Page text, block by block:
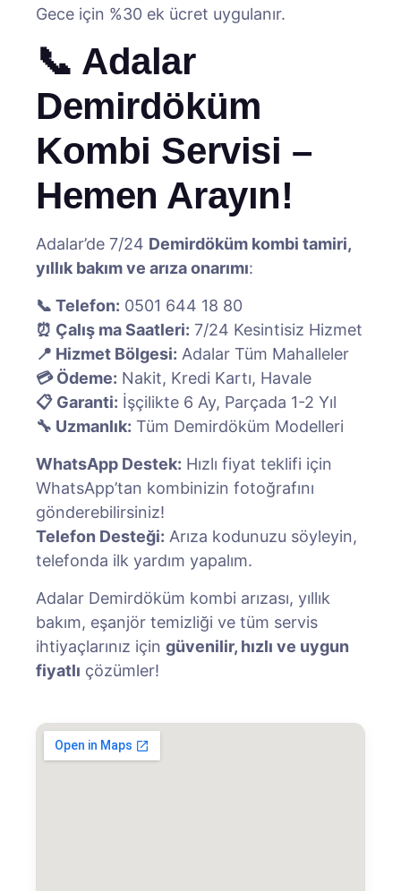
Gece için %30 ek ücret uygulanır.
📞 Adalar
Demirdöküm
Kombi Servisi –
Hemen Arayın!
Adalar’de 7/24 Demirdöküm kombi tamiri,
yıllık bakım ve arıza onarımı:
📞 Telefon: 0501 644 18 80
⏰ Çalış ma Saatleri: 7/24 Kesintisiz Hizmet
📍 Hizmet Bölgesi: Adalar Tüm Mahalleler
💳 Ödeme: Nakit, Kredi Kartı, Havale
📋 Garanti: İşçilikte 6 Ay, Parçada 1-2 Yıl
🔧 Uzmanlık: Tüm Demirdöküm Modelleri
WhatsApp Destek: Hızlı fiyat teklifi için
WhatsApp’tan kombinizin fotoğrafını
gönderebilirsiniz!
Telefon Desteği: Arıza kodunuzu söyleyin,
telefonda ilk yardım yapalım.
Adalar Demirdöküm kombi arızası, yıllık
bakım, eşanjör temizliği ve tüm servis
ihtiyaçlarınız için güvenilir, hızlı ve uygun
fiyatlı çözümler!